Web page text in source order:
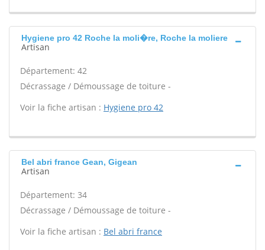
Hygiene pro 42 Roche la moli�re, Roche la moliere
Artisan
Département: 42
Décrassage / Démoussage de toiture -
Voir la fiche artisan : Hygiene pro 42
Bel abri france Gean, Gigean
Artisan
Département: 34
Décrassage / Démoussage de toiture -
Voir la fiche artisan : Bel abri france